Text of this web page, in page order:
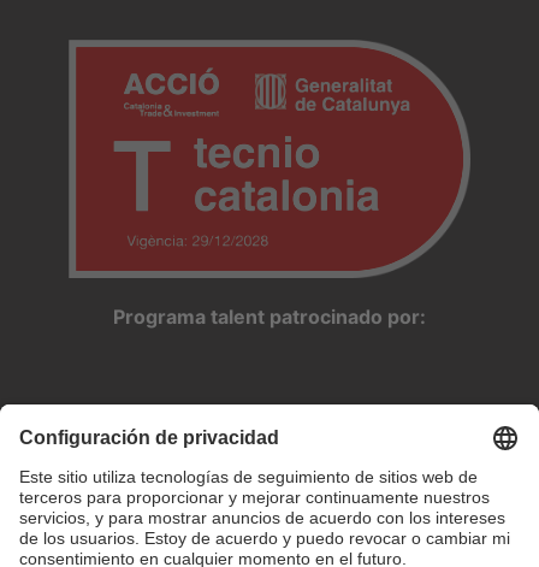
Programa talent patrocinado por: